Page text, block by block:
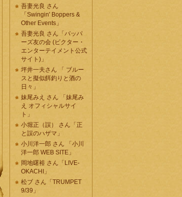
吾妻光良 さん
「Swingin' Boppers &
Other Events」
吾妻光良 さん「バッパ
ーズ友の会 (ビクター・
エンターテイメント公式
サイト)」
坪井一夫さん 「 ブルー
スと擬似餌釣りと酒の
日々」
妹尾みえ さん 「妹尾み
え オフィシャルサイ
ト」
小堀正（誤） さん「正
と誤のハザマ」
小川洋一郎 さん 「小川
洋一郎 WEB SITE」
岡地曙裕 さん「LIVE-
OKACHI」
松ブ さん「TRUMPET
9/39」